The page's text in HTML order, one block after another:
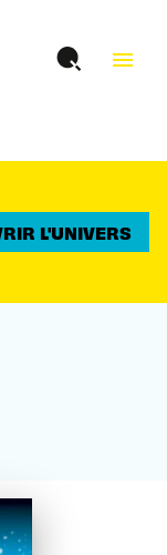
menu
L'UNIVERS